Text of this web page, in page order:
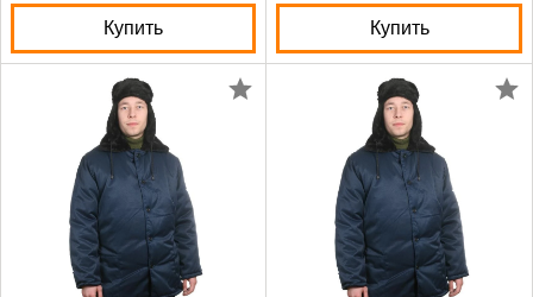
Купить Купить